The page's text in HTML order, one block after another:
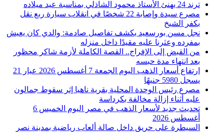
ترند 24 يهنئ الأستاذ محمود الشاذلي بمناسبة عيد ميلاده
مصرع سيدة وإصابة 22 شخصًا في انقلاب سيارة ربع نقل
بكفر الشيخ
نجل مسن بورسعيد يكشف تفاصيل صادمة: والدي كان يعيش
بمفرده وعثرنا عليه مقيدًا داخل منزله
من القبض إلى الإفراج.. القصة الكاملة لأزمة شاكر محظور
بعد انتهاء مدة حبسه
ارتفاع أسعار الذهب اليوم الجمعة 7 أغسطس 2026 عيار 21
يسجل 5980 جنيهًا
مصرع رئيس الوحدة المحلية بقرية ناهيا إثر سقوط جمالون
عليه أثناء إزالة مخالفة بكرداسة
تحديث جديد لأسعار الذهب في مصر اليوم الخميس 6
أغسطس 2026
السيطرة على حريق داخل صالة ألعاب رياضية بمدينة نصر